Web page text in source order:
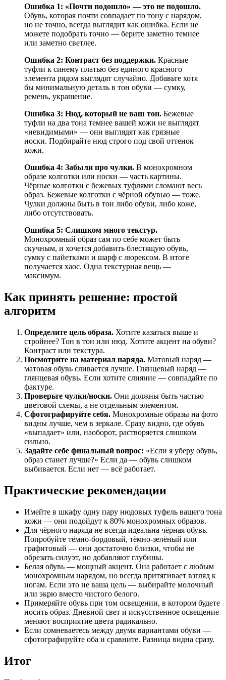
Ошибка 1: «Почти подошло» — это не подошло.
Обувь, которая почти совпадает по тону с нарядом,
но не точно, всегда выглядит как ошибка. Если не
можете подобрать точно — берите заметно темнее
или заметно светлее.
Ошибка 2: Контраст без поддержки. Красные
туфли к синему платью без единого красного
элемента рядом выглядят случайно. Добавьте хотя
бы минимальную деталь в тон обуви — сумку,
ремень, украшение.
Ошибка 3: Нюд, который не ваш тон. Бежевые
туфли на два тона темнее вашей кожи не выглядят
«невидимыми» — они выглядят как грязные
носки. Подбирайте нюд строго под свой оттенок
кожи.
Ошибка 4: Забыли про чулки. В монохромном
образе колготки или носки — часть картины.
Чёрные колготки с бежевых туфлями сломают весь
образ. Бежевые колготки с чёрной обувью — тоже.
Чулки должны быть в тон либо обуви, либо коже,
либо отсутствовать.
Ошибка 5: Слишком много текстур.
Монохромный образ сам по себе может быть
скучным, и хочется добавить блестящую обувь,
сумку с пайетками и шарф с люрексом. В итоге
получается хаос. Одна текстурная вещь —
максимум.
Как принять решение: простой
алгоритм
Определите цель образа. Хотите казаться выше и
стройнее? Тон в тон или нюд. Хотите акцент на обуви?
Контраст или текстура.
Посмотрите на материал наряда. Матовый наряд —
матовая обувь сливается лучше. Глянцевый наряд —
глянцевая обувь. Если хотите слияние — совпадайте по
фактуре.
Проверьте чулки/носки. Они должны быть частью
цветовой схемы, а не отдельным элементом.
Сфотографируйте себя. Монохромные образы на фото
видны лучше, чем в зеркале. Сразу видно, где обувь
«выпадает» или, наоборот, растворяется слишком
сильно.
Задайте себе финальный вопрос: «Если я уберу обувь,
образ станет лучше?» Если да — обувь слишком
выбивается. Если нет — всё работает.
Практические рекомендации
Имейте в шкафу одну пару нюдовых туфель вашего тона
кожи — они подойдут к 80% монохромных образов.
Для чёрного наряда не всегда идеальна чёрная обувь.
Попробуйте тёмно-бордовый, тёмно-зелёный или
графитовый — они достаточно близки, чтобы не
обрезать силуэт, но добавляют глубины.
Белая обувь — мощный акцент. Она работает с любым
монохромным нарядом, но всегда притягивает взгляд к
ногам. Если это не ваша цель — выбирайте молочный
или экрю вместо чистого белого.
Примеряйте обувь при том освещении, в котором будете
носить образ. Дневной свет и искусственное освещение
меняют восприятие цвета радикально.
Если сомневаетесь между двумя вариантами обуви —
сфотографируйте оба и сравните. Разница видна сразу.
Итог